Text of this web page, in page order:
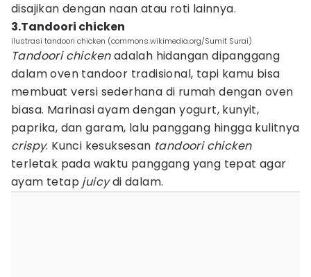
disajikan dengan naan atau roti lainnya.
3.Tandoori chicken
ilustrasi tandoori chicken (commons.wikimedia.org/Sumit Surai)
Tandoori chickenadalah hidangan dipanggang
dalam oven tandoor tradisional, tapi kamu bisa
membuat versi sederhana di rumah dengan oven
biasa. Marinasi ayam dengan yogurt, kunyit,
paprika, dan garam, lalu panggang hingga kulitnya
crispy. Kunci kesuksesan tandoori chicken
terletak pada waktu panggang yang tepat agar
ayam tetap juicydi dalam.